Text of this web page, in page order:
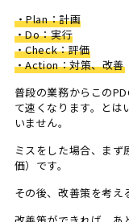
・Plan：計画
・Do：実行
・Check：評価
・Action：対策、改善
普段の業務からこの
て速くなります。とは
いません。
ミスをした場合、ま
価）です。
その後、改善策を考え